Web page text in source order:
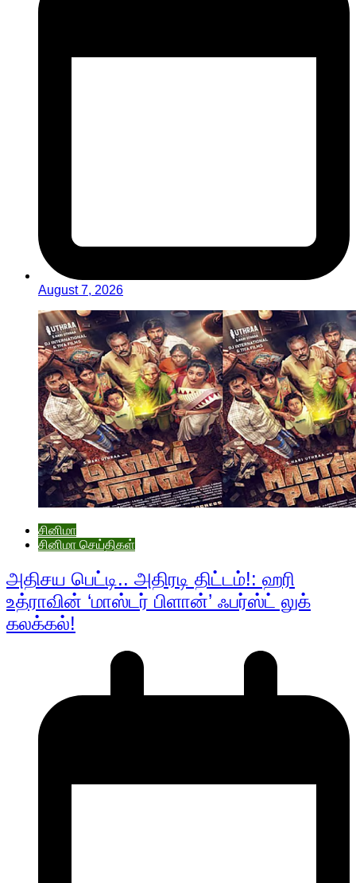
August 7, 2026
சினிமா
சினிமா செய்திகள்
அதிசய பெட்டி.. அதிரடி திட்டம்!: ஹரி
உத்ராவின் ‘மாஸ்டர் பிளான்’ ஃபர்ஸ்ட் லுக்
கலக்கல்!